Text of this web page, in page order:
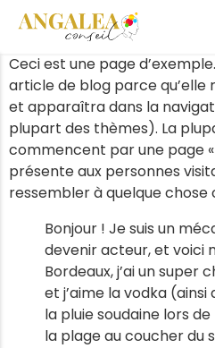
Ceci est une page
article de blog parce
et apparaîtra dans la
plupart des thèmes). La
commencent par une page «
présente aux personnes
ressembler à quelque chose
Bonjour ! Je suis un
devenir acteur, et voici
Bordeaux, j’ai un super
et j’aime la vodka (ainsi
la pluie soudaine lors
la plage au coucher du